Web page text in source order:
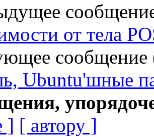
от тела
сообщение
Ubuntu'шные
] [ автору ]